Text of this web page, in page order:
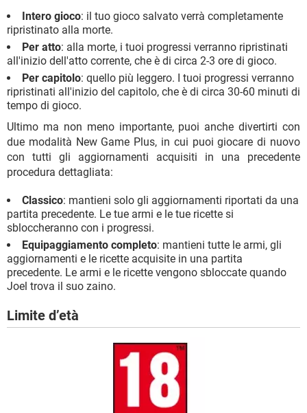
Intero gioco: il tuo gioco salvato verrà completamente
ripristinato alla morte.
Per atto: alla morte, i tuoi progressi verranno ripristinati
all'inizio dell'atto corrente, che è di circa 2-3 ore di gioco.
Per capitolo: quello più leggero. I tuoi progressi verranno
ripristinati all'inizio del capitolo, che è di circa 30-60 minuti di
tempo di gioco.
Ultimo ma non meno importante, puoi anche divertirti con
due modalità New Game Plus, in cui puoi giocare di nuovo
con tutti gli aggiornamenti acquisiti in una precedente
procedura dettagliata:
Classico: mantieni solo gli aggiornamenti riportati da una
partita precedente. Le tue armi e le tue ricette si
sbloccheranno con i progressi.
Equipaggiamento completo: mantieni tutte le armi, gli
aggiornamenti e le ricette acquisite in una partita
precedente. Le armi e le ricette vengono sbloccate quando
Joel trova il suo zaino.
Limite d’età